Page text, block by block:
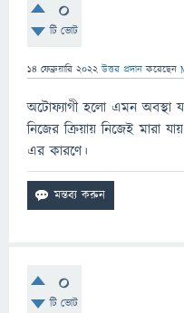
0
টি ভোট
14 ফেব্রুয়ারি 2022 উত্তর প্রদান করেছেন
অটোফ্যাগী হলো এমন অবস্থা
নিজের ক্রিয়ায় নিজেই মারা
এর কারণে।
0
টি ভোট